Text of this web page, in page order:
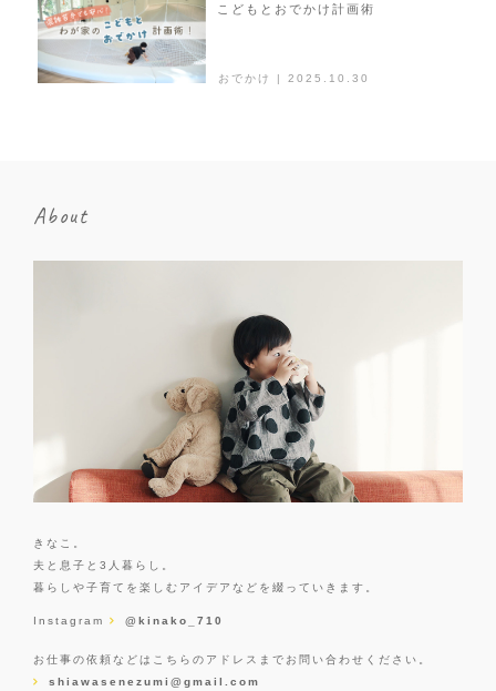
おでかけ | 2025.10.30
こどもとおでかけ計画術
About
きなこ。
夫と息子と3人暮らし。
暮らしや子育てを楽しむアイデアなどを綴っていきます。
Instagram @kinako_710
お仕事の依頼などはこちらのアドレスまでお問い合わせください。
shiawasenezumi@gmail.com